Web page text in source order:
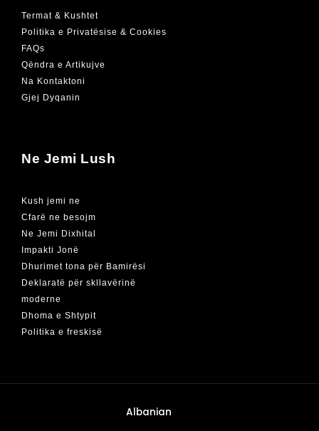
Termat & Kushtet
Politika e Privatësise & Cookies
FAQs
Qëndra e Artikujve
Na Kontaktoni
Gjej Dyqanin
Ne Jemi Lush
Kush jemi ne
Cfarë ne besojm
Ne Jemi Dixhital
Impakti Jonë
Dhurimet tona për Bamirësi
Deklaratë për skllavërinë
moderne
Dhoma e Shtypit
Politika e freskisë
Albanian